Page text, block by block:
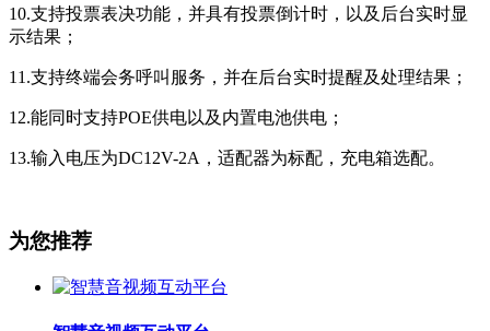
10.支持投票表决功能，并具有投票倒计时，以及后台实时显
示结果；
11.支持终端会务呼叫服务，并在后台实时提醒及处理结果；
12.能同时支持POE供电以及内置电池供电；
13.输入电压为DC12V-2A，适配器为标配，充电箱选配。
为您推荐